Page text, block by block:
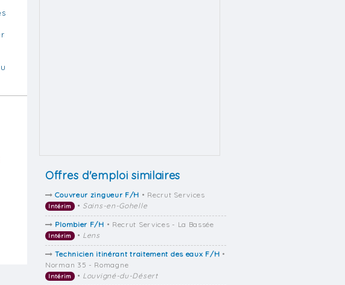
Offres d'emploi similaires
Couvreur zingueur F/H • Recrut Services
Intérim • Sains-en-Gohelle
Plombier F/H • Recrut Services - La Bassée
Intérim • Lens
Technicien itinérant traitement des eaux F/H •
Norman 35 - Romagne
Intérim • Louvigné-du-Désert